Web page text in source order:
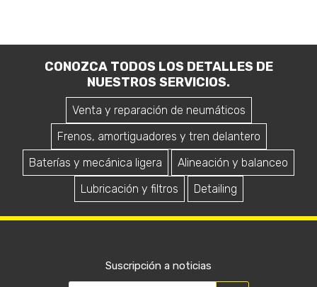
CONOZCA TODOS LOS DETALLES DE
NUESTROS SERVICIOS.
Venta y reparación de neumáticos
Frenos, amortiguadores y tren delantero
Baterías y mecánica ligera
Alineación y balanceo
Lubricación y filtros
Detailing
Suscripción a noticias